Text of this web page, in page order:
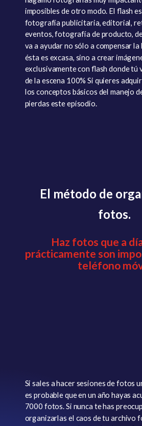
imposibles de otro modo. El flash
fotografía publicitaria, editorial,
eventos, fotografía de producto,
va a ayudar no sólo a compensar
ésta es excasa, sino a crear
exclusivamente con flash donde tú
de la escena 100% Si quieres
los conceptos básicos del manejo
pierdas este episodio.
El método de
fotos.
Haz fotos que a
prácticamente son
teléfono
Si sales a hacer sesiones de fotos
es probable que en un año hayas
7000 fotos. Si nunca te has
organizarlas el caos de tu archivo